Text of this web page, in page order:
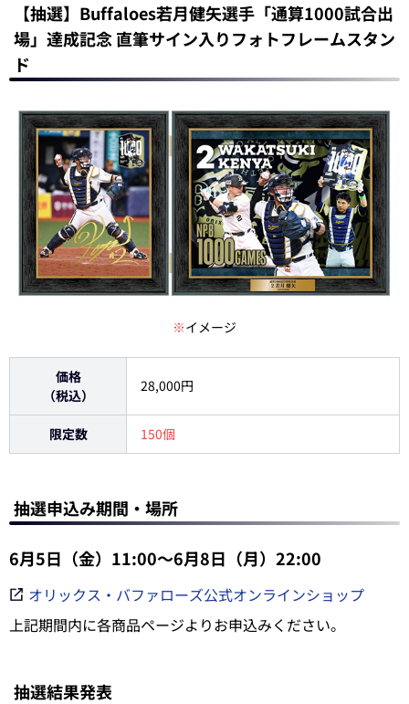
【抽選】Buffaloes若月健矢選手「通算1000試合出
場」達成記念 直筆サイン入りフォトフレームスタン
ド
※イメージ
価格
（税込）
28,000円
限定数 150個
抽選申込み期間・場所
6月5日（金）11:00～6月8日（月）22:00
オリックス・バファローズ公式オンラインショップ
上記期間内に各商品ページよりお申込みください。
抽選結果発表